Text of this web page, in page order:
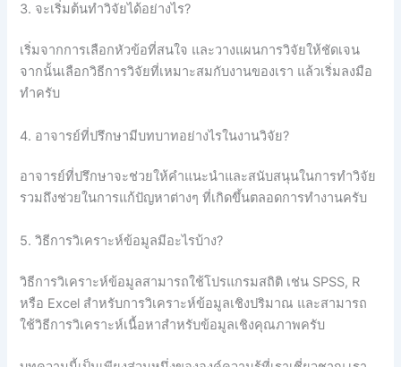
3. จะเริ่มต้นทำวิจัยได้อย่างไร?
เริ่มจากการเลือกหัวข้อที่สนใจ และวางแผนการวิจัยให้ชัดเจน
จากนั้นเลือกวิธีการวิจัยที่เหมาะสมกับงานของเรา แล้วเริ่มลงมือ
ทำครับ
4. อาจารย์ที่ปรึกษามีบทบาทอย่างไรในงานวิจัย?
อาจารย์ที่ปรึกษาจะช่วยให้คำแนะนำและสนับสนุนในการทำวิจัย
รวมถึงช่วยในการแก้ปัญหาต่างๆ ที่เกิดขึ้นตลอดการทำงานครับ
5. วิธีการวิเคราะห์ข้อมูลมีอะไรบ้าง?
วิธีการวิเคราะห์ข้อมูลสามารถใช้โปรแกรมสถิติ เช่น SPSS, R
หรือ Excel สำหรับการวิเคราะห์ข้อมูลเชิงปริมาณ และสามารถ
ใช้วิธีการวิเคราะห์เนื้อหาสำหรับข้อมูลเชิงคุณภาพครับ